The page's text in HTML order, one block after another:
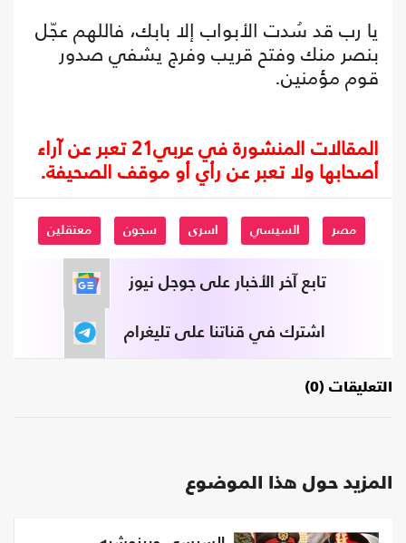
يا رب قد سُدت الأبواب إلا بابك، فاللهم عجّل
بنصر منك وفتح قريب وفرج يشفي صدور
قوم مؤمنين.
المقالات المنشورة في عربي21 تعبر عن آراء
أصحابها ولا تعبر عن رأي أو موقف الصحيفة.
مصر السيسي اسرى سجون معتقلين
تابع آخر الأخبار على جوجل نيوز
اشترك في قناتنا على تليغرام
التعليقات (0)
المزيد حول هذا الموضوع